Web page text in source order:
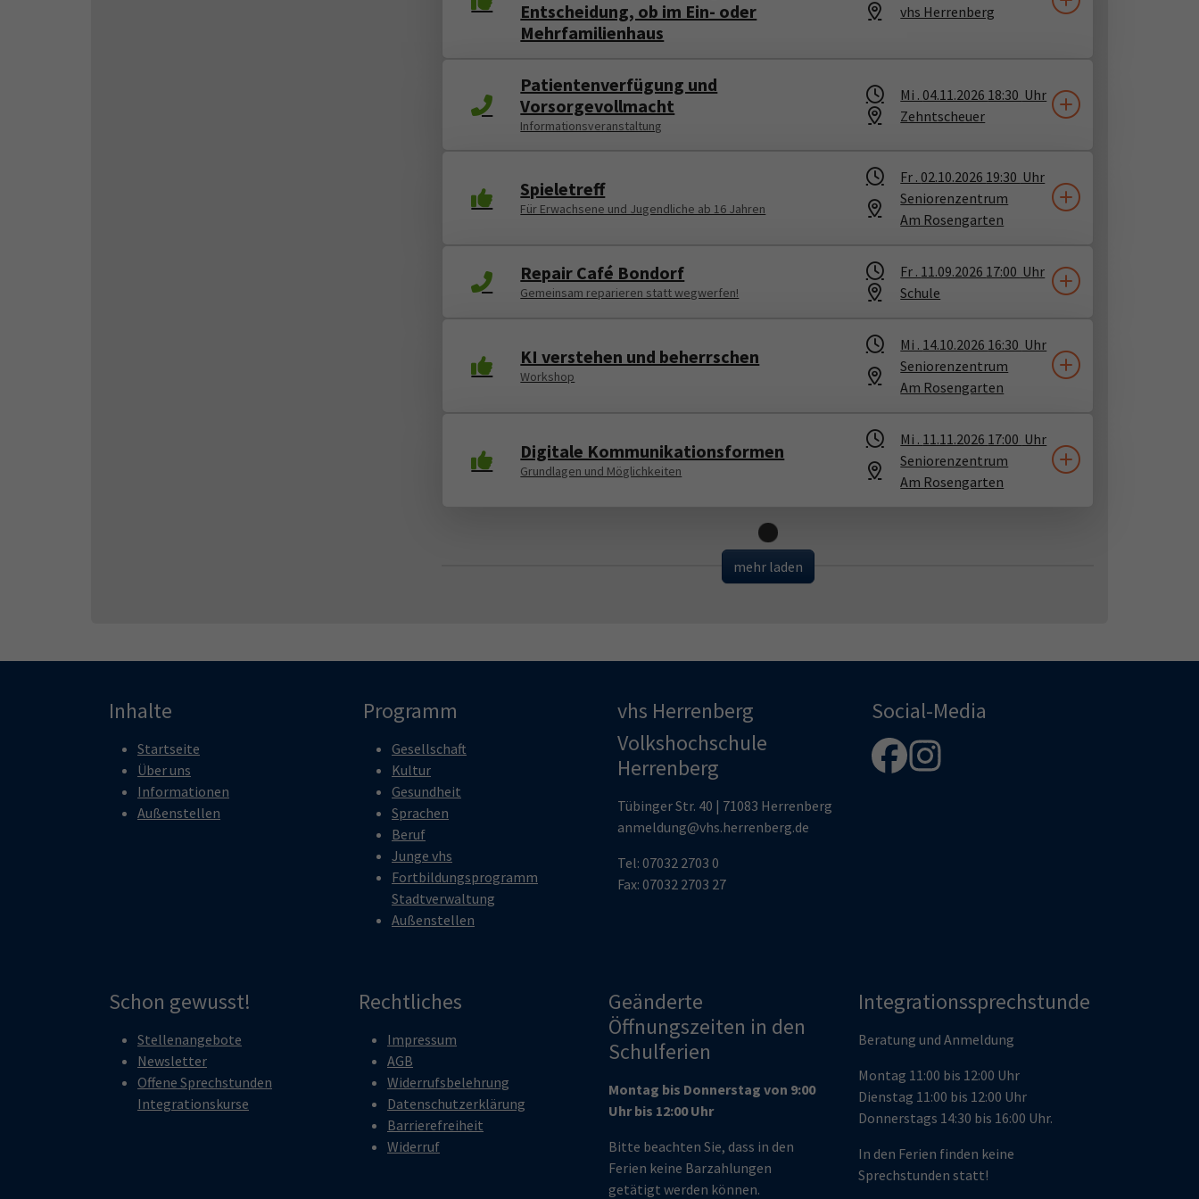
Entscheidung, ob im Ein- oder
Mehrfamilienhaus
vhs Herrenberg
Patientenverfügung und
Vorsorgevollmacht
Informationsveranstaltung
Mi . 04.11.2026 18:30 Uhr
Zehntscheuer
Spieletreff
Für Erwachsene und Jugendliche ab 16 Jahren
Fr . 02.10.2026 19:30 Uhr
Seniorenzentrum
Am Rosengarten
Repair Café Bondorf
Gemeinsam reparieren statt wegwerfen!
Fr . 11.09.2026 17:00 Uhr
Schule
KI verstehen und beherrschen
Workshop
Mi . 14.10.2026 16:30 Uhr
Seniorenzentrum
Am Rosengarten
Digitale Kommunikationsformen
Grundlagen und Möglichkeiten
Mi . 11.11.2026 17:00 Uhr
Seniorenzentrum
Am Rosengarten
Loading...
mehr laden
Inhalte
Startseite
Über uns
Informationen
Außenstellen
Programm
Gesellschaft
Kultur
Gesundheit
Sprachen
Beruf
Junge vhs
Fortbildungsprogramm
Stadtverwaltung
Außenstellen
vhs Herrenberg
Volkshochschule
Herrenberg
Tübinger Str. 40 | 71083 Herrenberg
anmeldung@vhs.herrenberg.de
Tel: 07032 2703 0
Fax: 07032 2703 27
Social-Media
Schon gewusst!
Stellenangebote
Newsletter
Offene Sprechstunden
Integrationskurse
Rechtliches
Impressum
AGB
Widerrufsbelehrung
Datenschutzerklärung
Barrierefreiheit
Widerruf
Geänderte
Öffnungszeiten in den
Schulferien
Montag bis Donnerstag von 9:00
Uhr bis 12:00 Uhr
Bitte beachten Sie, dass in den
Ferien keine Barzahlungen
getätigt werden können.
Integrationssprechstunde
Beratung und Anmeldung
Montag 11:00 bis 12:00 Uhr
Dienstag 11:00 bis 12:00 Uhr
Donnerstags 14:30 bis 16:00 Uhr.
In den Ferien finden keine
Sprechstunden statt!